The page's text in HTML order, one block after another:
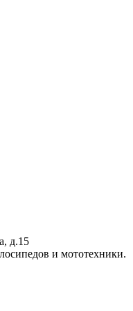
д.15
и мототехники.